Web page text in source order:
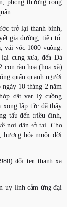
phong thưởng công
trở lại thanh bình,
gia đường, tiên tổ.
vải vóc 1000 vuông.
lại cung xưa, đến Đà
con rắn hoa (hoa xà)
quấn quanh người
10 tháng 2 năm
dật vạn lý cuồng
xong lập tức đã thấy
tấu đến triều đình,
nơi dân sở tại. Cho
hương hỏa muôn đời
đổi tên thành xã
uy linh cảm ứng đại